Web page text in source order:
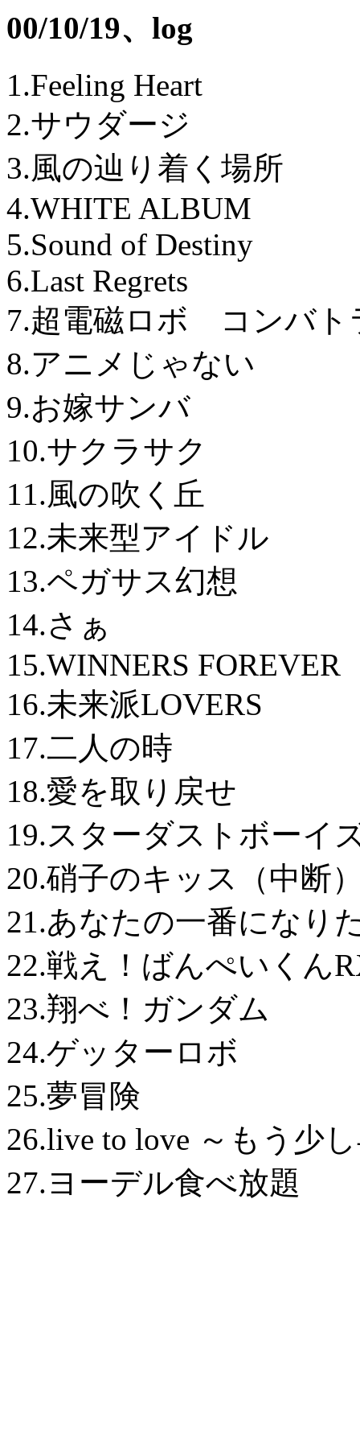
00/10/19、log
1.Feeling Heart
2.サウダージ
3.風の辿り着く場所
4.WHITE ALBUM
5.Sound of Destiny
6.Last Regrets
7.超電磁ロボ コンバト
8.アニメじゃない
9.お嫁サンバ
10.サクラサク
11.風の吹く丘
12.未来型アイドル
13.ペガサス幻想
14.さぁ
15.WINNERS FOREVER
16.未来派LOVERS
17.二人の時
18.愛を取り戻せ
19.スターダストボーイ
20.硝子のキッス（中断
21.あなたの一番になり
22.戦え！ばんぺいくん
23.翔べ！ガンダム
24.ゲッターロボ
25.夢冒険
26.live to love ～もう少
27.ヨーデル食べ放題